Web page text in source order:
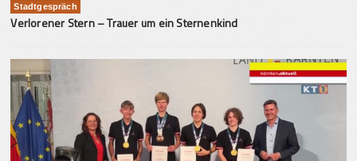
Stadtgespräch
Verlorener Stern – Trauer um ein Sternenkind